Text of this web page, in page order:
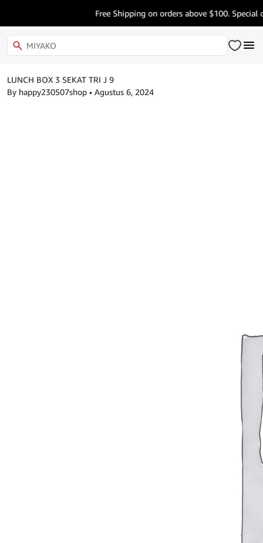
Free Shipping on orders above $100. Special
LUNCH BOX 3 SEKAT TRI J 9
By happy230507shop • Agustus 6, 2024